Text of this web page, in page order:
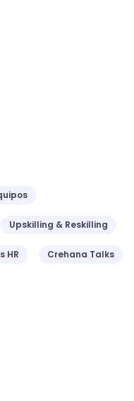
Upskilling & Reskilling
HR Crehana Talks